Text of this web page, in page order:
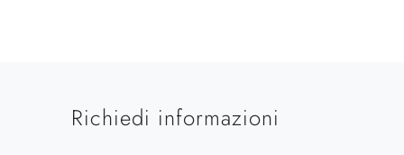
Richiedi informazioni